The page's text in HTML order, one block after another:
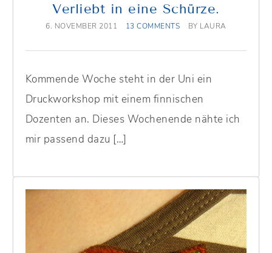
Verliebt in eine Schürze.
6. NOVEMBER 2011 13 COMMENTS BY LAURA
Kommende Woche steht in der Uni ein
Druckworkshop mit einem finnischen
Dozenten an. Dieses Wochenende nähte ich
mir passend dazu […]